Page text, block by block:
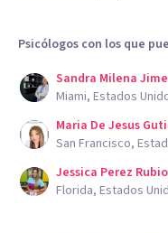
Psicólogos con los que
Sandra Milena
Miami, Estados
Maria De Jesus
San Francisco,
Jessica Perez Rubio
Florida, Estados